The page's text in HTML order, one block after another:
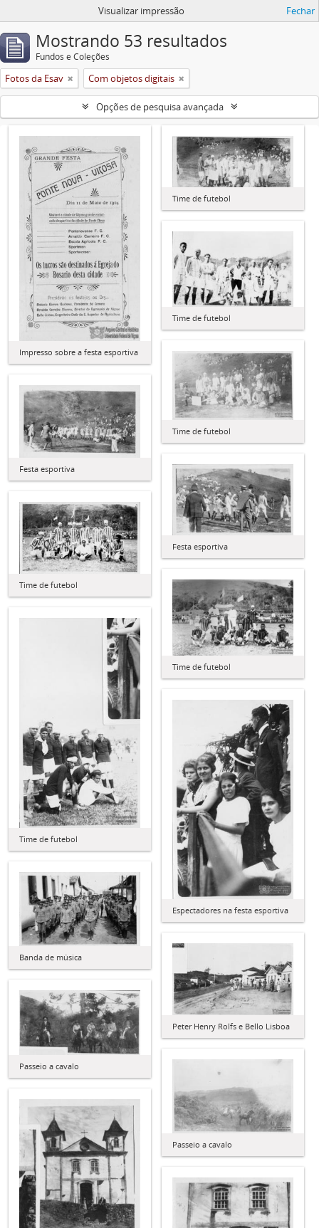
Visualizar impressão Fechar
Mostrando 53 resultados
Fundos e Coleções
Fotos da Esav Com objetos digitais
Opções de pesquisa avançada
Impresso sobre a festa esportiva
Time de futebol
Time de futebol
Time de futebol
Festa esportiva
Festa esportiva
Time de futebol
Time de futebol
Time de futebol
Espectadores na festa esportiva
Banda de música
Peter Henry Rolfs e Bello Lisboa
Passeio a cavalo
Passeio a cavalo